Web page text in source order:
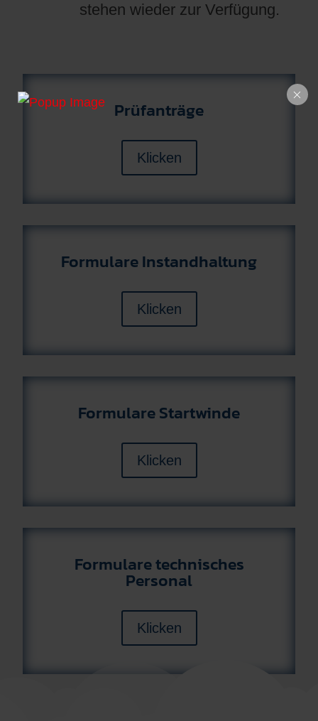
stehen wieder zur Verfügung.
Prüfanträge
Klicken
Formulare Instandhaltung
Klicken
Formulare Startwinde
Klicken
Formulare technisches
Personal
Klicken